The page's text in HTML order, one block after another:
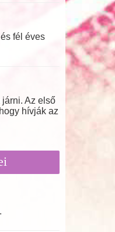
fél éves
Az első
hívják az